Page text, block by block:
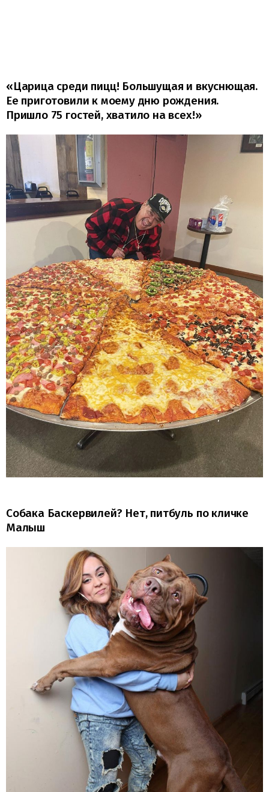
«Царица среди пицц! Большущая и вкуснющая.
Ее приготовили к моему дню рождения.
Пришло 75 гостей, хватило на всех!»
Собака Баскервилей? Нет, питбуль по кличке
Малыш